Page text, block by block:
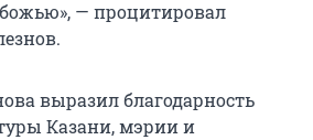
— процитировал
выразил благодарность
Казани, мэрии и